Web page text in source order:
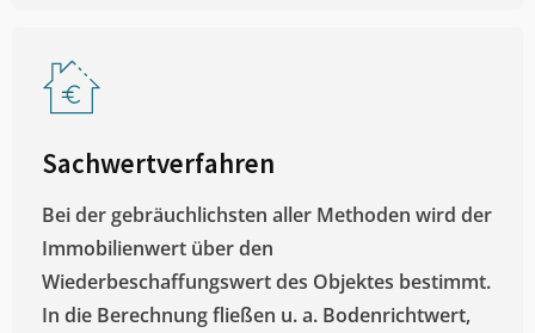
Sachwertverfahren
Bei der gebräuchlichsten aller Methoden wird der
Immobilienwert über den
Wiederbeschaffungswert des Objektes bestimmt.
In die Berechnung fließen u. a. Bodenrichtwert,